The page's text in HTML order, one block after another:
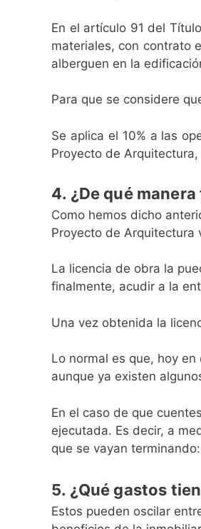
En el artículo 91 del
materiales, con contrato
alberguen en la
Para que se considere
Se aplica el 10% a las
Proyecto de
4. ¿De qué
Como hemos dicho
Proyecto de Arquitectura
La licencia de obra la
finalmente, acudir a la
Una vez obtenida la
Lo normal es que, hoy
aunque ya existen
En el caso de que
ejecutada. Es decir, a
que se vayan
5. ¿Qué gastos
Estos pueden oscilar